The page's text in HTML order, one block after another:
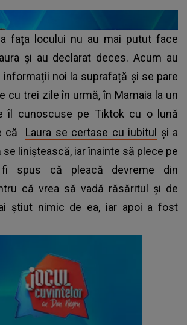
fața locului nu au mai putut face
și au declarat deces. Acum au
noi la suprafață și se pare
cu trei zile în urmă, în Mamaia la un
îl cunoscuse pe Tiktok cu o lună
că Laura se certase cu iubitul și a
se liniștească, iar înainte să plece pe
spus că pleacă devreme din
că vrea să vadă răsăritul și de
știut nimic de ea, iar apoi a fost